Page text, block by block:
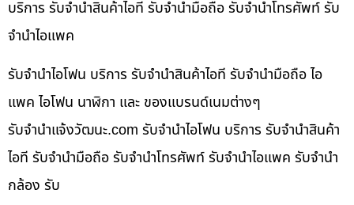
บริการ รับจำนำสินค้าไอที รับจำนำมือถือ รับจำนำโทรศัพท์ รับ
จำนำไอแพค
รับจำนำไอโฟน บริการ รับจำนำสินค้าไอที รับจำนำมือถือ ไอ
แพค ไอโฟน นาฬิกา และ ของแบรนด์เนมต่างๆ
รับจํานําแจ้งวัฒนะ.com รับจำนำไอโฟน บริการ รับจำนำสินค้า
ไอที รับจำนำมือถือ รับจำนำโทรศัพท์ รับจำนำไอแพค รับจำนำ
กล้อง รับ